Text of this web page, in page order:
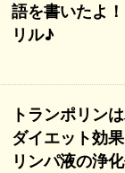
語を書いたよ
リル♪
トランポリン
ダイエット効
リンパ液の浄